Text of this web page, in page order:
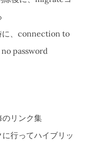
、connection to
password
のリンク集
行ってハイブリッ